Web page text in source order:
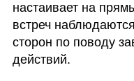
настаивает на
встреч
сторон по поводу
действий.